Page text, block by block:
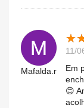
Mafalda.r
★
★
11/
Em
😊